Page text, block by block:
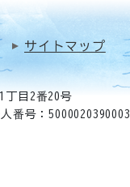
サイトマップ
丁目2番20号
番号：5000020390003